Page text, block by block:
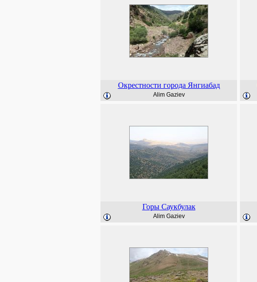
Окрестности города Янгиабад
Alim Gaziev
Горы Саукбулак
Alim Gaziev